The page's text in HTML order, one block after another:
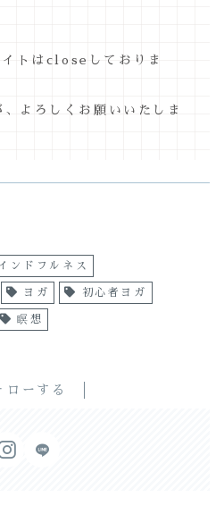
トはcloseしておりま
よろしくお願いいたしま
ンドフルネス
ヨガ 初心者ヨガ
瞑想
ーする